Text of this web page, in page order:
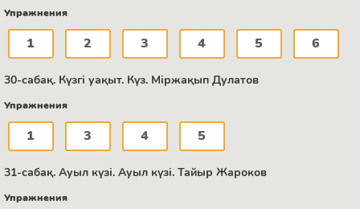
Упражнения
1 2 3 4 5 6
30-сабақ. Күзгі уақыт. Күз. Міржақып Дулатов
Упражнения
1 3 4 5
31-сабақ. Ауыл күзі. Ауыл күзі. Тайыр Жароков
Упражнения